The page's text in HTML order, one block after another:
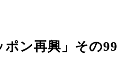
ポン再興」その